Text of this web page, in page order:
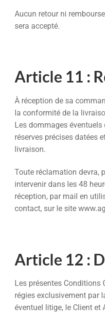
Aucun retour ni
sera accepté.
Article 11 :
À réception de sa
la conformité de la
Les dommages éventuels
réserves précises datées
livraison.
Toute réclamation devra,
intervenir dans les 48
réception, par mail en
contact, sur le site
Article 12 :
Les présentes Conditions
régies exclusivement par
éventuel litige, le Client et